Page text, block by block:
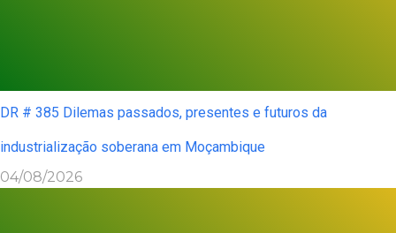
DR # 385 Dilemas passados, presentes e futuros da
industrialização soberana em Moçambique
04/08/2026